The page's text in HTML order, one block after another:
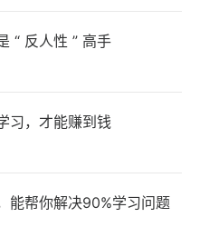
“ 反人性 ” 高手
习，才能赚到钱
能帮你解决90%学习问题